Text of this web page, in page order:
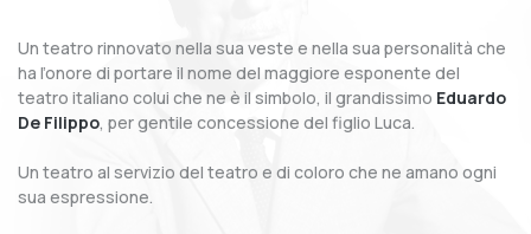
Un teatro rinnovato nella sua veste e nella sua personalità che
ha l’onore di portare il nome del maggiore esponente del
teatro italiano colui che ne è il simbolo, il grandissimo Eduardo
De Filippo, per gentile concessione del figlio Luca.
Un teatro al servizio del teatro e di coloro che ne amano ogni
sua espressione.